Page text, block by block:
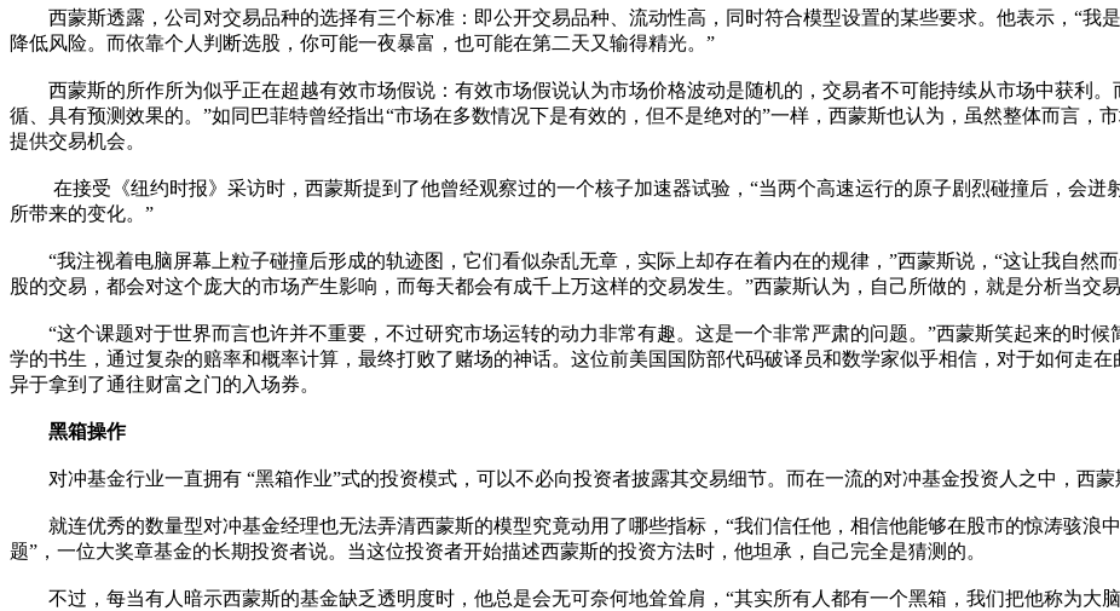
西蒙斯透露，公司对交易品种的选择有三个标准：即公开交易品种、流动性高，同时符合模型设置的某些要求。他表示，“我
降低风险。而依靠个人判断选股，你可能一夜暴富，也可能在第二天又输得精光。”
西蒙斯的所作所为似乎正在超越有效市场假说：有效市场假说认为市场价格波动是随机的，交易者不可能持续从市场中获利。
循、具有预测效果的。”如同巴菲特曾经指出“市场在多数情况下是有效的，但不是绝对的”一样，西蒙斯也认为，虽然整体而言，
提供交易机会。
在接受《纽约时报》采访时，西蒙斯提到了他曾经观察过的一个核子加速器试验，“当两个高速运行的原子剧烈碰撞后，会迸
所带来的变化。”
“我注视着电脑屏幕上粒子碰撞后形成的轨迹图，它们看似杂乱无章，实际上却存在着内在的规律，”西蒙斯说，“这让我自然
股的交易，都会对这个庞大的市场产生影响，而每天都会有成千上万这样的交易发生。”西蒙斯认为，自己所做的，就是分析当交
“这个课题对于世界而言也许并不重要，不过研究市场运转的动力非常有趣。这是一个非常严肃的问题。”西蒙斯笑起来的时候
学的书生，通过复杂的赔率和概率计算，最终打败了赌场的神话。这位前美国国防部代码破译员和数学家似乎相信，对于如何走
异于拿到了通往财富之门的入场券。
黑箱操作
对冲基金行业一直拥有 “黑箱作业”式的投资模式，可以不必向投资者披露其交易细节。而在一流的对冲基金投资人之中，西蒙
就连优秀的数量型对冲基金经理也无法弄清西蒙斯的模型究竟动用了哪些指标，“我们信任他，相信他能够在股市的惊涛骇浪
题”，一位大奖章基金的长期投资者说。当这位投资者开始描述西蒙斯的投资方法时，他坦承，自己完全是猜测的。
不过，每当有人暗示西蒙斯的基金缺乏透明度时，他总是会无可奈何地耸耸肩，“其实所有人都有一个黑箱，我们把他称为大